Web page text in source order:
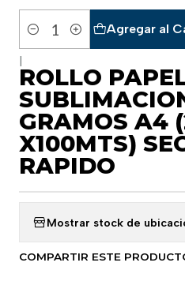
Cantidad
Agregar al
ROLLO
GRAMOS A4
X100MTS)
RAPIDO
Mostrar stock de
COMPARTIR ESTE